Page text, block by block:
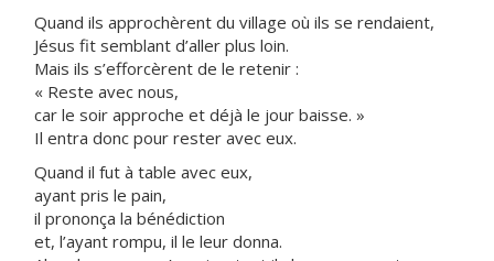
Quand ils approchèrent du village où ils se rendaient,
Jésus fit semblant d’aller plus loin.
Mais ils s’efforcèrent de le retenir :
« Reste avec nous,
car le soir approche et déjà le jour baisse. »
Il entra donc pour rester avec eux.
Quand il fut à table avec eux,
ayant pris le pain,
il prononça la bénédiction
et, l’ayant rompu, il le leur donna.